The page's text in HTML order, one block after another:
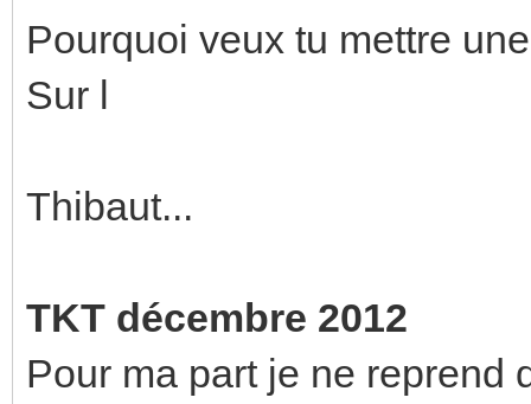
Pourquoi veux tu mettre
Sur l
Thibaut...
TKT décembre 2012
Pour ma part je ne reprend